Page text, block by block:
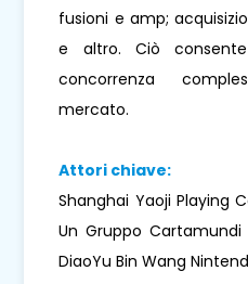
fusioni e amp;
e altro. Ciò
concorrenza
mercato.
Attori chiave:
Shanghai Yaoji Playing
Un Gruppo Cartamundi
DiaoYu Bin Wang